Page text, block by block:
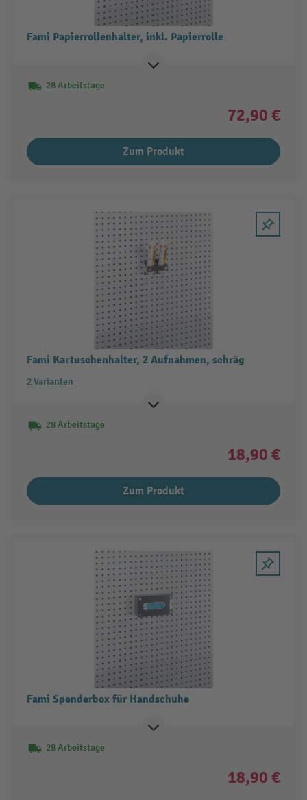
Fami Papierrollenhalter, inkl. Papierrolle
28 Arbeitstage
72,90 €
Zum Produkt
Fami Kartuschenhalter, 2 Aufnahmen, schräg
2 Varianten
28 Arbeitstage
18,90 €
Zum Produkt
Fami Spenderbox für Handschuhe
28 Arbeitstage
18,90 €